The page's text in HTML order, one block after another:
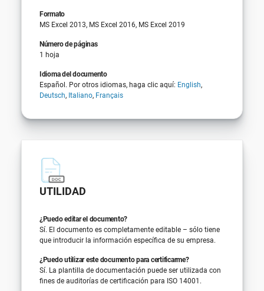
Formato
MS Excel 2013, MS Excel 2016, MS Excel 2019
Número de páginas
1 hoja
Idioma del documento
Español. Por otros idiomas, haga clic aquí: English,
Deutsch, Italiano, Français
UTILIDAD
¿Puedo editar el documento?
Sí. El documento es completamente editable – sólo tiene
que introducir la información específica de su empresa.
¿Puedo utilizar este documento para certificarme?
Sí. La plantilla de documentación puede ser utilizada con
fines de auditorías de certificación para ISO 14001.